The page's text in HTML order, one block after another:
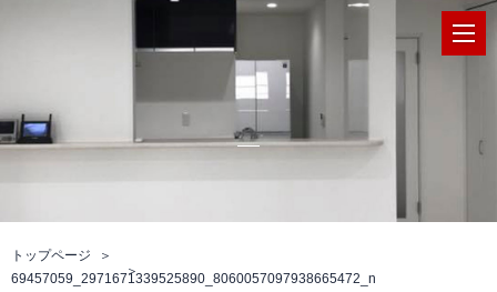
トップページ
69457059_2971671339525890_8060057097938665472_n